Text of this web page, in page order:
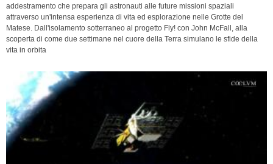
addestramento che prepara gli astronauti alle future missioni spaziali
attraverso un'intensa esperienza di vita ed esplorazione nelle Grotte del
Matese. Dall'isolamento sotterraneo al progetto Fly! con John McFall, alla
scoperta di come due settimane nel cuore della Terra simulano le sfide della
vita in orbita